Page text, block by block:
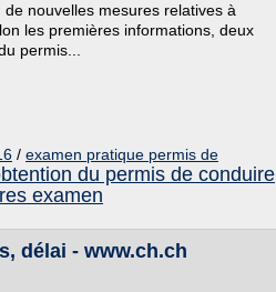
nouvelles mesures relatives à
les premières informations, deux
permis...
/ examen pratique permis de
du permis de conduire
examen
délai - www.ch.ch